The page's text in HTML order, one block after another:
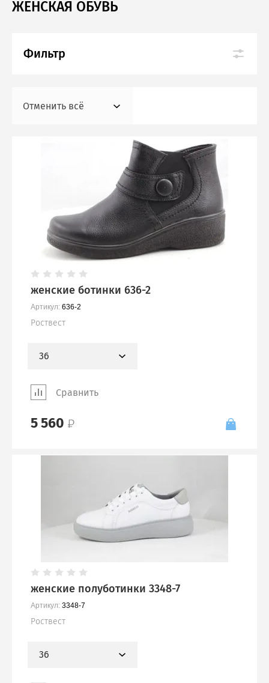
ЖЕНСКАЯ ОБУВЬ
Фильтр
Отменить всё
женские ботинки 636-2
Артикул: 636-2
Роствест
36
Сравнить
5 560
женские полуботинки 3348-7
Артикул: 3348-7
Роствест
36